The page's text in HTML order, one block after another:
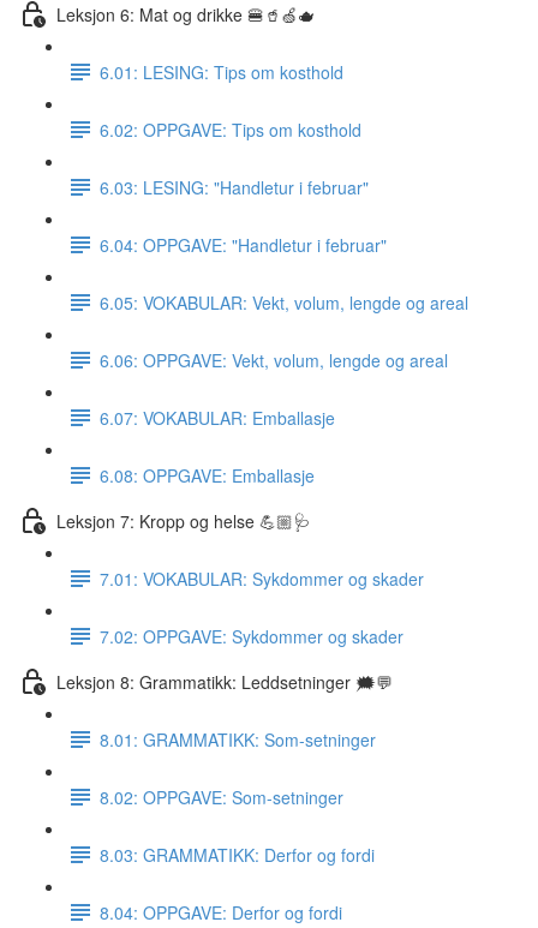
Leksjon 6: Mat og drikke 🍔🥤🍏🫖
6.01: LESING: Tips om kosthold
6.02: OPPGAVE: Tips om kosthold
6.03: LESING: "Handletur i februar"
6.04: OPPGAVE: "Handletur i februar"
6.05: VOKABULAR: Vekt, volum, lengde og areal
6.06: OPPGAVE: Vekt, volum, lengde og areal
6.07: VOKABULAR: Emballasje
6.08: OPPGAVE: Emballasje
Leksjon 7: Kropp og helse 💪🏼🩺
7.01: VOKABULAR: Sykdommer og skader
7.02: OPPGAVE: Sykdommer og skader
Leksjon 8: Grammatikk: Leddsetninger 🗯💬
8.01: GRAMMATIKK: Som-setninger
8.02: OPPGAVE: Som-setninger
8.03: GRAMMATIKK: Derfor og fordi
8.04: OPPGAVE: Derfor og fordi